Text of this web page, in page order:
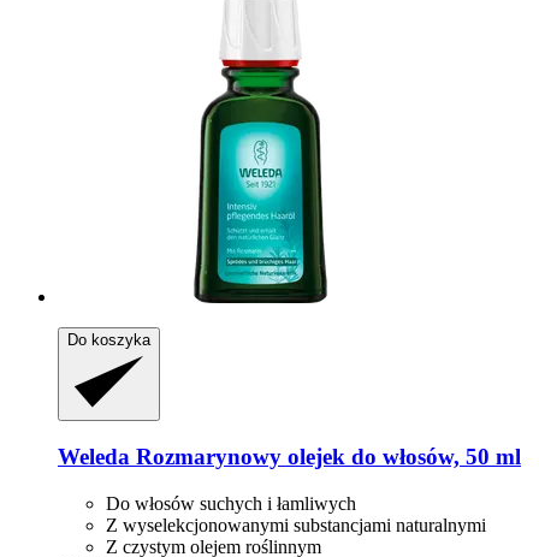
Do koszyka
Weleda Rozmarynowy olejek do włosów, 50 ml
Do włosów suchych i łamliwych
Z wyselekcjonowanymi substancjami naturalnymi
Z czystym olejem roślinnym